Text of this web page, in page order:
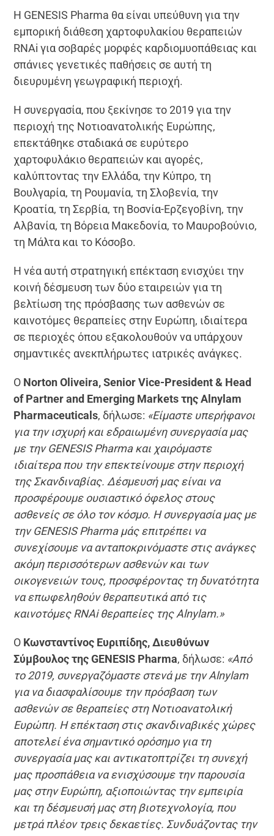
Η GENESIS Pharma θα είναι υπεύθυνη για την
εμπορική διάθεση χαρτοφυλακίου θεραπειών
RNAi για σοβαρές μορφές καρδιομυοπάθειας και
σπάνιες γενετικές παθήσεις σε αυτή τη
διευρυμένη γεωγραφική περιοχή.
Η συνεργασία, που ξεκίνησε το 2019 για την
περιοχή της Νοτιοανατολικής Ευρώπης,
επεκτάθηκε σταδιακά σε ευρύτερο
χαρτοφυλάκιο θεραπειών και αγορές,
καλύπτοντας την Ελλάδα, την Κύπρο, τη
Βουλγαρία, τη Ρουμανία, τη Σλοβενία, την
Κροατία, τη Σερβία, τη Βοσνία-Ερζεγοβίνη, την
Αλβανία, τη Βόρεια Μακεδονία, το Μαυροβούνιο,
τη Μάλτα και το Κόσοβο.
Η νέα αυτή στρατηγική επέκταση ενισχύει την
κοινή δέσμευση των δύο εταιρειών για τη
βελτίωση της πρόσβασης των ασθενών σε
καινοτόμες θεραπείες στην Ευρώπη, ιδιαίτερα
σε περιοχές όπου εξακολουθούν να υπάρχουν
σημαντικές ανεκπλήρωτες ιατρικές ανάγκες.
Ο Norton Oliveira, Senior Vice-President & Head
of Partner and Emerging Markets της Alnylam
Pharmaceuticals, δήλωσε: «Είμαστε υπερήφανοι
για την ισχυρή και εδραιωμένη συνεργασία μας
με την GENESIS Pharma και χαιρόμαστε
ιδιαίτερα που την επεκτείνουμε στην περιοχή
της Σκανδιναβίας. Δέσμευσή μας είναι να
προσφέρουμε ουσιαστικό όφελος στους
ασθενείς σε όλο τον κόσμο. H συνεργασία μας με
την GENESIS Pharma μάς επιτρέπει να
συνεχίσουμε να ανταποκρινόμαστε στις ανάγκες
ακόμη περισσότερων ασθενών και των
οικογενειών τους, προσφέροντας τη δυνατότητα
να επωφεληθούν θεραπευτικά από τις
καινοτόμες RNAi θεραπείες της Alnylam.»
Ο Κωνσταντίνος Ευριπίδης, Διευθύνων
Σύμβουλος της GENESIS Pharma, δήλωσε: «Από
το 2019, συνεργαζόμαστε στενά με την Alnylam
για να διασφαλίσουμε την πρόσβαση των
ασθενών σε θεραπείες στη Νοτιοανατολική
Ευρώπη. Η επέκταση στις σκανδιναβικές χώρες
αποτελεί ένα σημαντικό ορόσημο για τη
συνεργασία μας και αντικατοπτρίζει τη συνεχή
μας προσπάθεια να ενισχύσουμε την παρουσία
μας στην Ευρώπη, αξιοποιώντας την εμπειρία
και τη δέσμευσή μας στη βιοτεχνολογία, που
μετρά πλέον τρεις δεκαετίες. Συνδυάζοντας την